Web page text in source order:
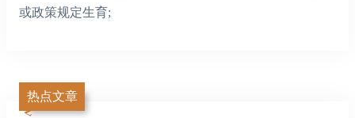
或政策规定生育;
热点文章